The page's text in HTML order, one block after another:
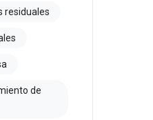
residuales
de